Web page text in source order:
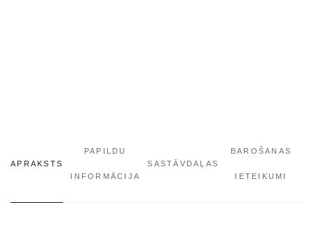
APRAKSTS
PAPILDU
INFORMĀCIJA
SASTĀVDAĻAS
BAROŠANAS
IETEIKUMI